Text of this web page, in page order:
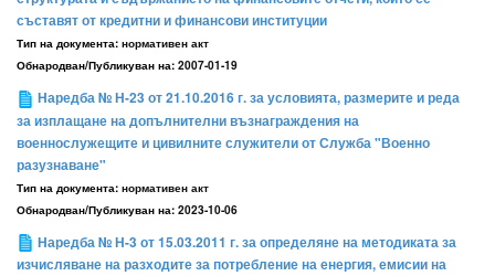
съставят от кредитни и финансови институции
Тип на документа: нормативен акт
Обнародван/Публикуван на: 2007-01-19
Наредба № Н-23 от 21.10.2016 г. за условията, размерите и реда
за изплащане на допълнителни възнаграждения на
военнослужещите и цивилните служители от Служба "Военно
разузнаване"
Тип на документа: нормативен акт
Обнародван/Публикуван на: 2023-10-06
Наредба № Н-3 от 15.03.2011 г. за определяне на методиката за
изчисляване на разходите за потребление на енергия, емисии на